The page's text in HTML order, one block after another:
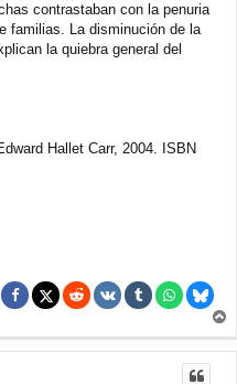
contrastaban con la penuria
familias. La disminución de la
la quiebra general del
Hallet Carr, 2004. ISBN
r
r